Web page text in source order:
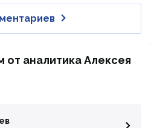
от аналитика Алексея